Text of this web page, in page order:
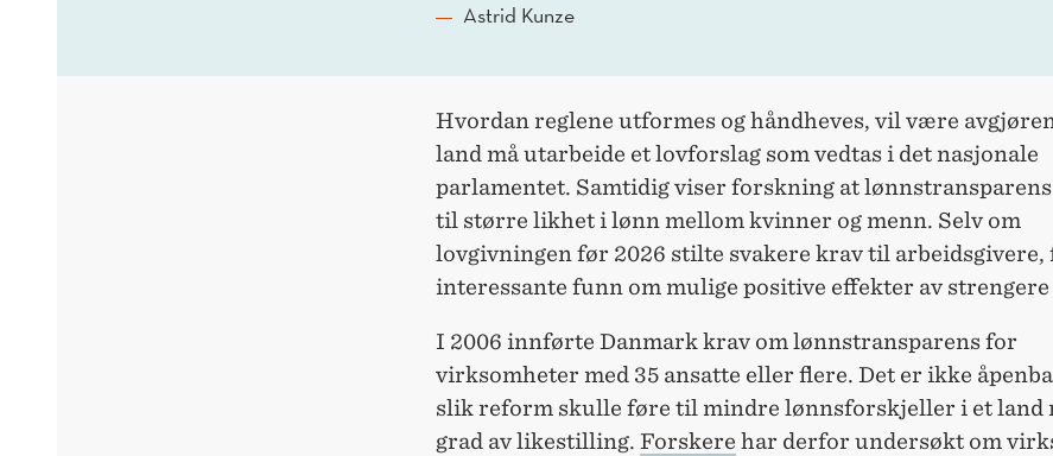
Astrid Kunze
Hvordan reglene utformes og håndheves, vil være
land må utarbeide et lovforslag som vedtas i det nasjonale
parlamentet. Samtidig viser forskning at
til større likhet i lønn mellom kvinner og menn. Selv om
lovgivningen før 2026 stilte svakere krav til arbeidsgivere,
interessante funn om mulige positive effekter av strengere
I 2006 innførte Danmark krav om lønnstransparens for
virksomheter med 35 ansatte eller flere. Det er ikke
slik reform skulle føre til mindre lønnsforskjeller i et land
grad av likestilling. Forskere har derfor undersøkt om